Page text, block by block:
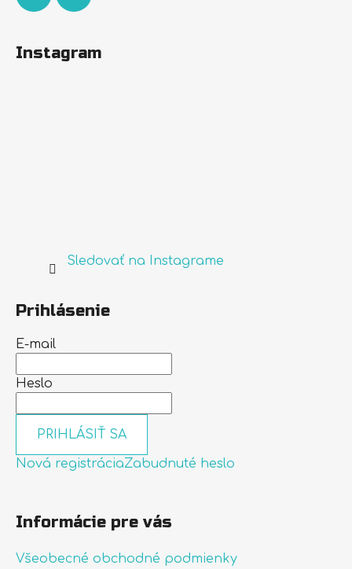
Instagram
Sledovať na Instagrame
Prihlásenie
E-mail
Heslo
PRIHLÁSIŤ SA
Nová registráciaZabudnuté heslo
Informácie pre vás
Všeobecné obchodné podmienky